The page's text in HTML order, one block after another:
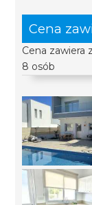
Cena
Cena zawiera
8 osób